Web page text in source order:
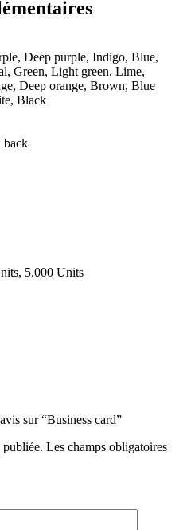
Deep purple, Indigo, Blue,
Green, Light green, Lime,
Deep orange, Brown, Blue
Black
back
5.000 Units
sur “Business card”
publiée. Les champs obligatoires